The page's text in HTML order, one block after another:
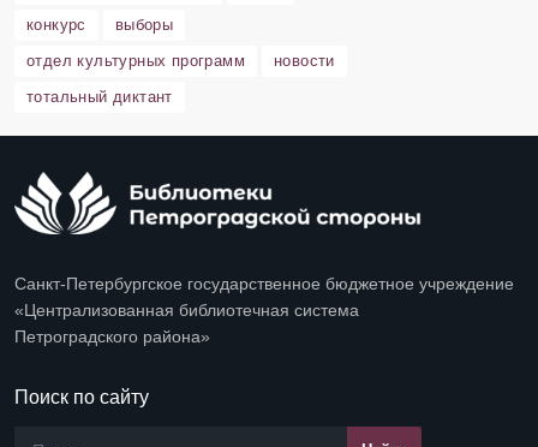
конкурс
выборы
отдел культурных программ
новости
тотальный диктант
Санкт-Петербургское государственное бюджетное учреждение
«Централизованная библиотечная система
Петроградского района»
Поиск по сайту